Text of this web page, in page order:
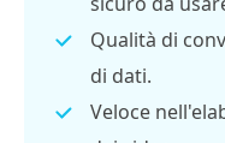
Qualità di
di dati.
Veloce